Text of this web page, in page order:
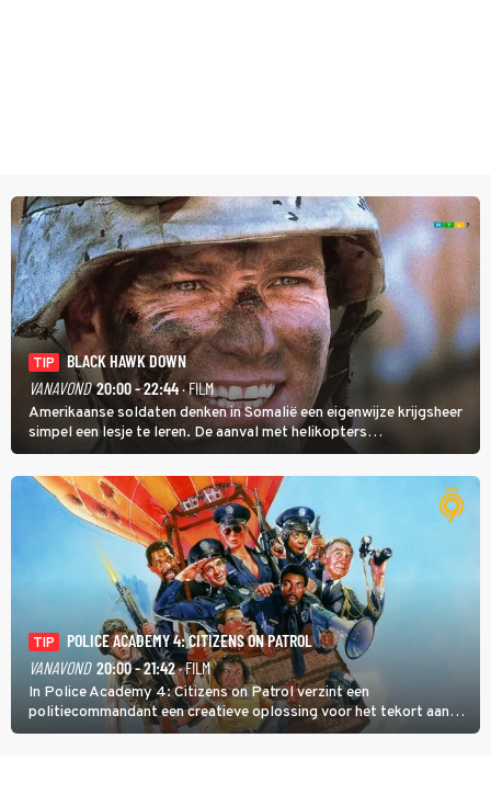
TIP
BLACK HAWK DOWN
VANAVOND 20:00 - 22:44· FILM
Amerikaanse soldaten denken in Somalië een eigenwijze krijgsheer
simpel een lesje te leren. De aanval met helikopters
verloopt in Black Hawk down dramatisch.
TIP
POLICE ACADEMY 4: CITIZENS ON PATROL
VANAVOND 20:00 - 21:42· FILM
In Police Academy 4: Citizens on Patrol verzint een
politiecommandant een creatieve oplossing voor het tekort aan
agenten.